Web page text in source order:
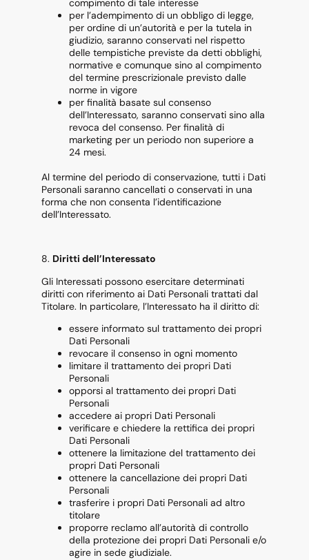
compimento di tale interesse
per l’adempimento di un obbligo di legge,
per ordine di un’autorità e per la tutela in
giudizio, saranno conservati nel rispetto
delle tempistiche previste da detti obblighi,
normative e comunque sino al compimento
del termine prescrizionale previsto dalle
norme in vigore
per finalità basate sul consenso
dell’Interessato, saranno conservati sino alla
revoca del consenso. Per finalità di
marketing per un periodo non superiore a
24 mesi.
Al termine del periodo di conservazione, tutti i Dati
Personali saranno cancellati o conservati in una
forma che non consenta l’identificazione
dell’Interessato.
8. Diritti dell’Interessato
Gli Interessati possono esercitare determinati
diritti con riferimento ai Dati Personali trattati dal
Titolare. In particolare, l’Interessato ha il diritto di:
essere informato sul trattamento dei propri
Dati Personali
revocare il consenso in ogni momento
limitare il trattamento dei propri Dati
Personali
opporsi al trattamento dei propri Dati
Personali
accedere ai propri Dati Personali
verificare e chiedere la rettifica dei propri
Dati Personali
ottenere la limitazione del trattamento dei
propri Dati Personali
ottenere la cancellazione dei propri Dati
Personali
trasferire i propri Dati Personali ad altro
titolare
proporre reclamo all’autorità di controllo
della protezione dei propri Dati Personali e/o
agire in sede giudiziale.